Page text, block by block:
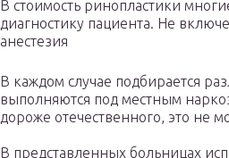
В стоимость ринопластики
диагностику пациента. Не
анестезия
В каждом случае подбирается
выполняются под местным
дороже отечественного, это не
В представленных больницах